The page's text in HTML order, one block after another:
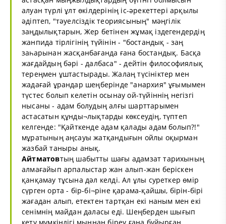
алуан түрлі ұлт өкілдерінің іс-әрекеттері арқылы
әдіптеп, "тәуелсіздік теориясының" мәңгілік
заңдылықтарын, Жер бетінен жұмақ іздегендердің
жанпида тірлігінің түйінін - "бостандық - заң
заһарынан жасқанбағанда ғана бостандық. Басқа
жағдайдың бәрі - далбаса" - дейтін философиялық
тереңмен ұштастырады. Жалаң түсініктер мен
жадағай ұрандар шеңберінде "анархия" ұғымымен
түстес болып келетін осынау ой-түйіннің негізгі
нысаны - адам болудың алғы шарттарымен
астасатын құнды¬лықтарды көксеудің, түптеп
келгенде: "Қайткенде адам қалады адам болып?!"
мұратының аңсауы жатқандығын ойлы оқырман
жазбай таныры анық.
Айтматовтың шабытты шағы адамзат тарихының
алмағайып арпалыстар жан алып-жан беріскен
қанқамау тұсына дәл келді. Ал ұлы суреткер өмір
сүрген орта - бір-бі¬ріне қарама-қайшы, бірін-бірі
жағадан алып, етектен тартқан екі наным мен екі
сенімнің майдан даласы еді. Шеңберден шығып
кету мүмкіндігі мыңнан біреу ғана бұйырған